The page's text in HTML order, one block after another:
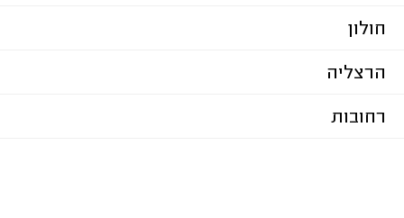
חולון
הרצליה
רחובות